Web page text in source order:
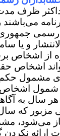
حداکثر ظرف
جمهوری
و یا
از اشخاص
اشخاص
مشمول حکم
اشخاص
هر سال به
که سال
می‌شود،
ارائه